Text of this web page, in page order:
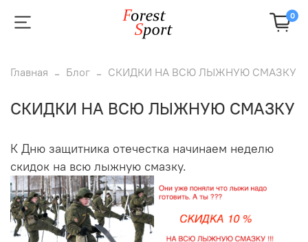
0
Главная Блог СКИДКИ НА ВСЮ ЛЫЖНУЮ СМАЗКУ
СКИДКИ НА ВСЮ ЛЫЖНУЮ СМАЗКУ
К Дню защитника отечестка начинаем неделю
скидок на всю лыжную смазку.